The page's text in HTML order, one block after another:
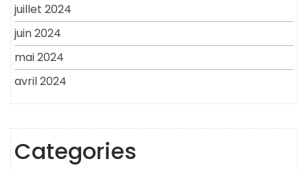
juillet 2024
juin 2024
mai 2024
avril 2024
Categories